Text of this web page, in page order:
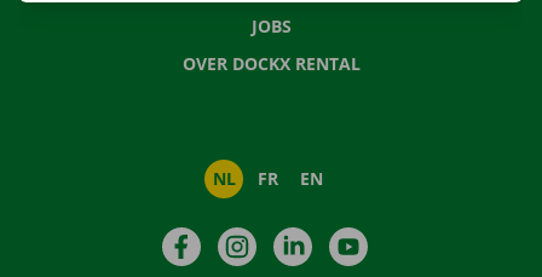
JOBS
OVER DOCKX RENTAL
NL FR EN
FacebookInstagramLinkedIn